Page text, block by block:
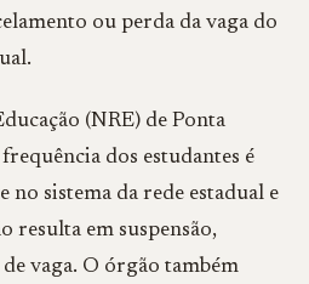
ou perda da vaga do
(NRE) de Ponta
dos estudantes é
sistema da rede estadual e
resulta em suspensão,
vaga. O órgão também